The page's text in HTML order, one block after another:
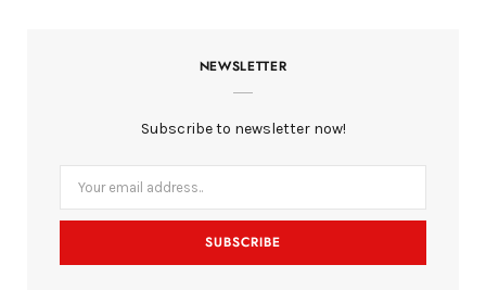
e
k
t
a
NEWSLETTER
Subscribe to newsletter now!